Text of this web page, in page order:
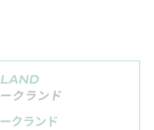
クランド